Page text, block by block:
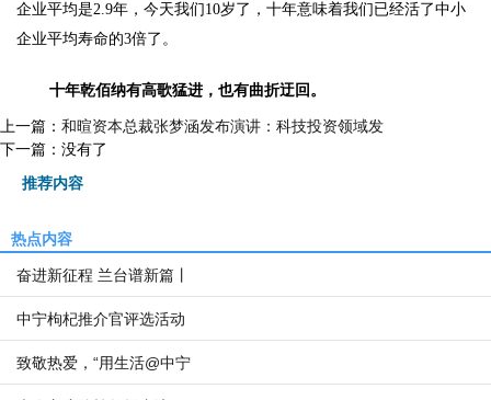
企业平均是2.9年，今天我们10岁了，十年意味着我们已经活了中小
企业平均寿命的3倍了。
十年乾佰纳有高歌猛进，也有曲折迂回。
上一篇： 和暄资本总裁张梦涵发布演讲：科技投资领域发
下一篇：没有了
推荐内容
热点内容
奋进新征程 兰台谱新篇丨
中宁枸杞推介官评选活动
致敬热爱，“用生活@中宁